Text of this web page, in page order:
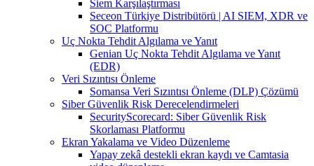
Siem Karşılaştırması
Seceon Türkiye Distribütörü | AI SIEM, XDR ve
SOC Platformu
Uç Nokta Tehdit Algılama ve Yanıt
Genian Uç Nokta Tehdit Algılama ve Yanıt
(EDR)
Veri Sızıntısı Önleme
Somansa Veri Sızıntısı Önleme (DLP) Çözümü
Siber Güvenlik Risk Derecelendirmeleri
SecurityScorecard: Siber Güvenlik Risk
Skorlaması Platformu
Ekran Yakalama ve Video Düzenleme
Yapay zekâ destekli ekran kaydı ve Camtasia